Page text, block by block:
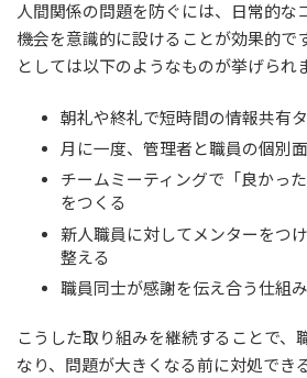
人間関係の問題を防ぐには、日常的な
機会を意識的に設けることが効果的で
としては以下のようなものが挙げられ
朝礼や終礼で短時間の情報共有
月に一度、管理者と職員の個別
チームミーティングで「良かっ
をつくる
新人職員に対してメンターをつ
整える
職員同士が感謝を伝え合う仕組
こうした取り組みを継続することで、
なり、問題が大きくなる前に対処でき